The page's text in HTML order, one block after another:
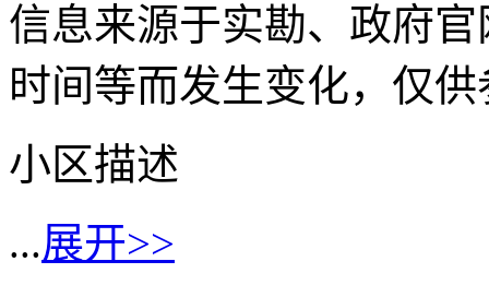
信息来源于实勘、政府
时间等而发生变化，仅
小区描述
...展开>>